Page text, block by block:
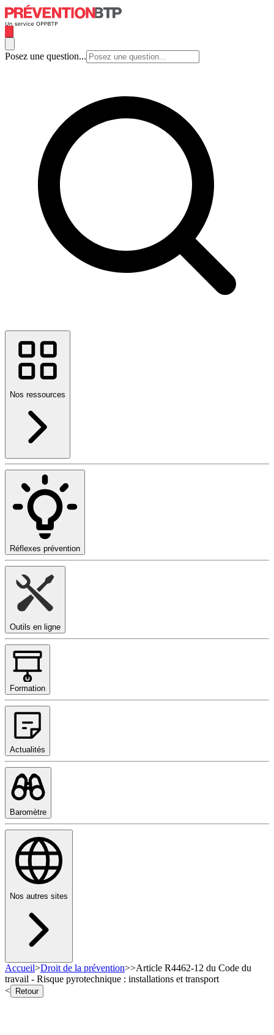
Posez une question...
Nos ressources
Réflexes prévention
Outils en ligne
Formation
Actualités
Baromètre
Nos autres sites
Accueil>Droit de la prévention>>Article R4462-12 du Code du
travail - Risque pyrotechnique : installations et transport
<
Retour